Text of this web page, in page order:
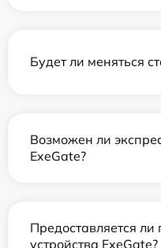
Будет ли меняться
Возможен ли
ExeGate?
Предоставляется
устройства ExeGate?